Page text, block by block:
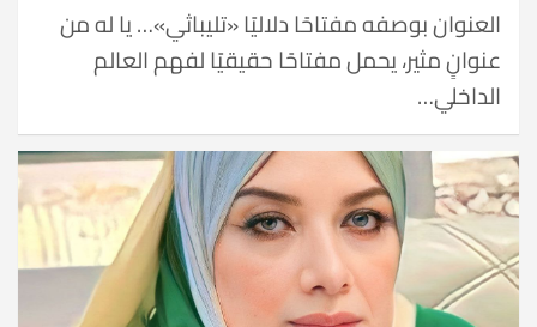
العنوان بوصفه مفتاحًا دلاليًا «تليباثي»… يا له من
عنوانٍ مثير، يحمل مفتاحًا حقيقيًا لفهم العالم
الداخلي…